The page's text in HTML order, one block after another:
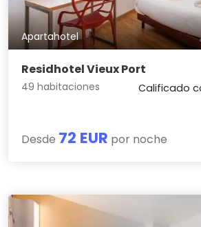
Apartahotel
Residhotel Vieux Port
49 habitaciones
Calificado
Desde 72 EUR por noche